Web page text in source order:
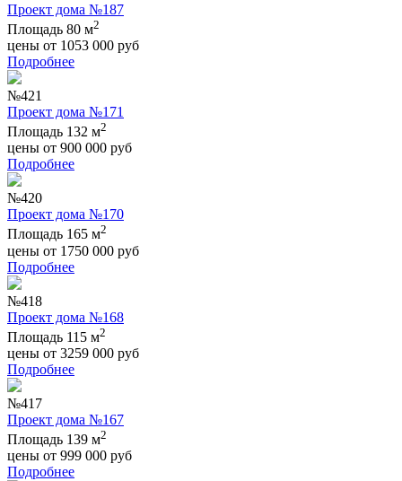
Проект дома №187
Площадь 80 м2
цены от 1053 000 руб
Подробнее
№421
Проект дома №171
Площадь 132 м2
цены от 900 000 руб
Подробнее
№420
Проект дома №170
Площадь 165 м2
цены от 1750 000 руб
Подробнее
№418
Проект дома №168
Площадь 115 м2
цены от 3259 000 руб
Подробнее
№417
Проект дома №167
Площадь 139 м2
цены от 999 000 руб
Подробнее